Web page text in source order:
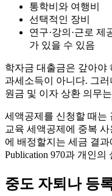
통학비와 여행비
선택적인 장비
연구·강의·근로 제
가 있을 수 있음
학자금 대출금은 갚아야
과세소득이 아니다. 그
원금 및 이자 상환 의무
세액공제를 신청할 때는
교육 세액공제에 중복
에 배정할지는 세금 결
Publication 970과 개인
중도 자퇴나 등